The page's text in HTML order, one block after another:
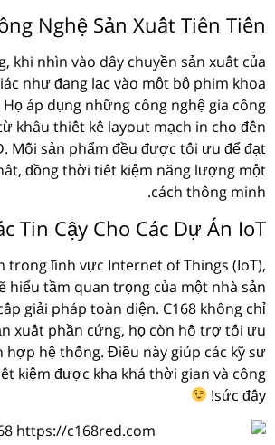
Nghệ Sản Xuất Tiên Tiến
khi nhìn vào dây chuyền sản xuất của
như đang lạc vào một bộ phim khoa
áp dụng những công nghệ gia công
khâu thiết kế layout mạch in cho đến
Mỗi sản phẩm đều được tối ưu để đạt
đồng thời tiết kiệm năng lượng một
cách thông minh.
Tin Cậy Cho Các Dự Án IoT
trong lĩnh vực Internet of Things (IoT),
hiểu tầm quan trọng của một nhà sản
giải pháp toàn diện. C168 không chỉ
xuất phần cứng, họ còn hỗ trợ tối ưu
hợp hệ thống. Điều này giúp các kỹ sư
kiệm được kha khá thời gian và công
sức đấy!